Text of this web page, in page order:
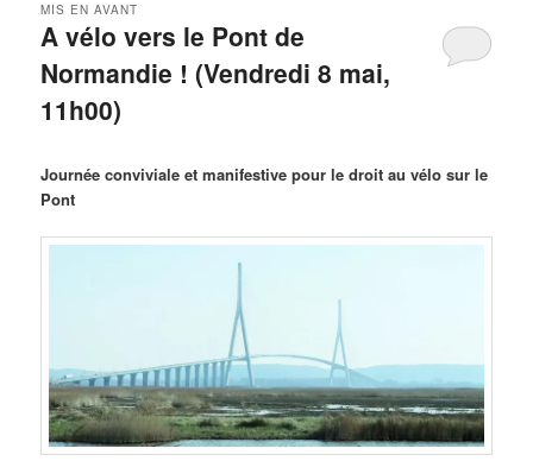
A vélo vers le Pont de
Normandie ! (Vendredi 8 mai,
11h00)
MIS EN AVANT
Journée conviviale et manifestive pour le droit au vélo sur le
Pont